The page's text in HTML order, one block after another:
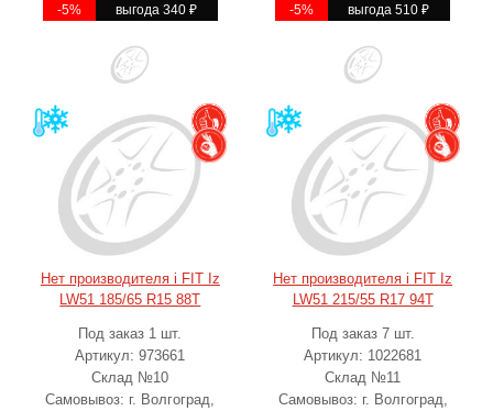
-5% выгода 340₽ -5% выгода 510₽
Нет производителя i FIT Iz
LW51 185/65 R15 88T
Под заказ 1 шт.
Артикул: 973661
Склад №10
Самовывоз: г. Волгоград,
Нет производителя i FIT Iz
LW51 215/55 R17 94T
Под заказ 7 шт.
Артикул: 1022681
Склад №11
Самовывоз: г. Волгоград,